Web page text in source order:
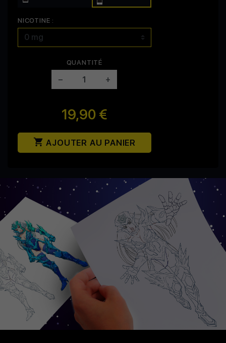
NICOTINE :
QUANTITÉ
− +
19,90 €
 AJOUTER AU PANIER